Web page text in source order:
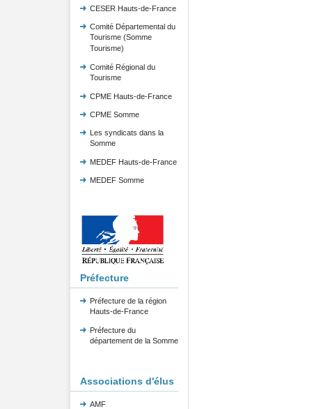
CESER Hauts-de-France
Comité Départemental du
Tourisme (Somme
Tourisme)
Comité Régional du
Tourisme
CPME Hauts-de-France
CPME Somme
Les syndicats dans la
Somme
MEDEF Hauts-de-France
MEDEF Somme
Préfecture
Préfecture de la région
Hauts-de-France
Préfecture du
département de la Somme
Associations d'élus
AMF